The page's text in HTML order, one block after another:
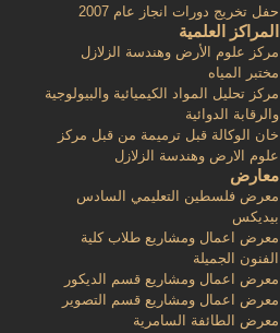
حفل تخريج دورات انجاز عام 2007
المراكز العلمية
مركز علوم الأرض وهندسة الزلازل
مختبر المياه
مركز تحليل المواد الكيميائية والبيولوجية
والرقابة الدوائية
خان الوكالة قبل ترميمة من قبل مركز
علوم الارض وهندسة الزلازل
معارض
معرض فلسطين التعليمي السادس
بيديكس
معرض اعمال ومشاريع طلاب كلية
الفنون الجميلة
معرض اعمال ومشاريع قسم الديكور
معرض اعمال ومشاريع قسم التصوير
معرض الطائفة السامرية